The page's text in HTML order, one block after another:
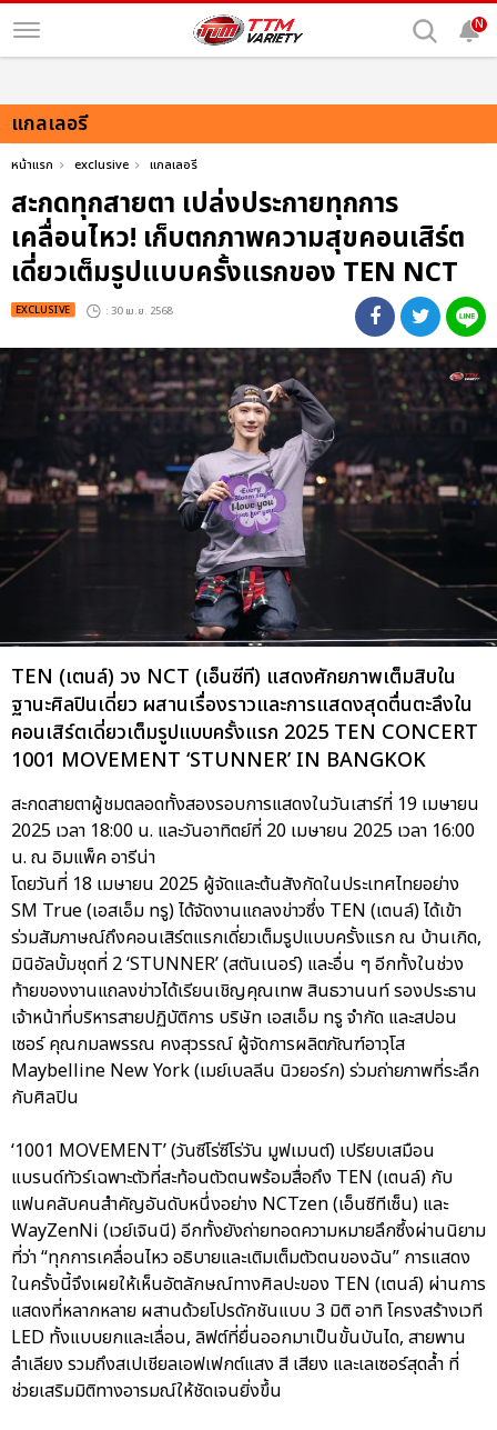
N
แกลเลอรี
หน้าแรก exclusive แกลเลอรี
สะกดทุกสายตา เปล่งประกายทุกการ
เคลื่อนไหว! เก็บตกภาพความสุขคอนเสิร์ต
เดี่ยวเต็มรูปแบบครั้งแรกของ TEN NCT
EXCLUSIVE : 30 เม.ย. 2568
TEN (เตนล์) วง NCT (เอ็นซีที) แสดงศักยภาพเต็มสิบใน
ฐานะศิลปินเดี่ยว ผสานเรื่องราวและการแสดงสุดตื่นตะลึงใน
คอนเสิร์ตเดี่ยวเต็มรูปแบบครั้งแรก 2025 TEN CONCERT
1001 MOVEMENT ‘STUNNER’ IN BANGKOK
สะกดสายตาผู้ชมตลอดทั้งสองรอบการแสดงในวันเสาร์ที่ 19 เมษายน
2025 เวลา 18:00 น. และวันอาทิตย์ที่ 20 เมษายน 2025 เวลา 16:00
น. ณ อิมแพ็ค อารีน่า
โดยวันที่ 18 เมษายน 2025 ผู้จัดและต้นสังกัดในประเทศไทยอย่าง
SM True (เอสเอ็ม ทรู) ได้จัดงานแถลงข่าวซึ่ง TEN (เตนล์) ได้เข้า
ร่วมสัมภาษณ์ถึงคอนเสิร์ตแรกเดี่ยวเต็มรูปแบบครั้งแรก ณ บ้านเกิด,
มินิอัลบั้มชุดที่ 2 ‘STUNNER’ (สตันเนอร์) และอื่น ๆ อีกทั้งในช่วง
ท้ายของงานแถลงข่าวได้เรียนเชิญคุณเทพ สินธวานนท์ รองประธาน
เจ้าหน้าที่บริหารสายปฏิบัติการ บริษัท เอสเอ็ม ทรู จำกัด และสปอน
เซอร์ คุณกมลพรรณ คงสุวรรณ์ ผู้จัดการผลิตภัณฑ์อาวุโส
Maybelline New York (เมย์เบลลีน นิวยอร์ก) ร่วมถ่ายภาพที่ระลึก
กับศิลปิน
‘1001 MOVEMENT’ (วันซีโร่ซีโร่วัน มูฟเมนต์) เปรียบเสมือน
แบรนด์ทัวร์เฉพาะตัวที่สะท้อนตัวตนพร้อมสื่อถึง TEN (เตนล์) กับ
แฟนคลับคนสำคัญอันดับหนึ่งอย่าง NCTzen (เอ็นซีทีเซ็น) และ
WayZenNi (เวย์เจินนี) อีกทั้งยังถ่ายทอดความหมายลึกซึ้งผ่านนิยาม
ที่ว่า “ทุกการเคลื่อนไหว อธิบายและเติมเต็มตัวตนของฉัน” การแสดง
ในครั้งนี้จึงเผยให้เห็นอัตลักษณ์ทางศิลปะของ TEN (เตนล์) ผ่านการ
แสดงที่หลากหลาย ผสานด้วยโปรดักชันแบบ 3 มิติ อาทิ โครงสร้างเวที
LED ทั้งแบบยกและเลื่อน, ลิฟต์ที่ยื่นออกมาเป็นขั้นบันได, สายพาน
ลำเลียง รวมถึงสเปเชียลเอฟเฟกต์แสง สี เสียง และเลเซอร์สุดล้ำ ที่
ช่วยเสริมมิติทางอารมณ์ให้ชัดเจนยิ่งขึ้น